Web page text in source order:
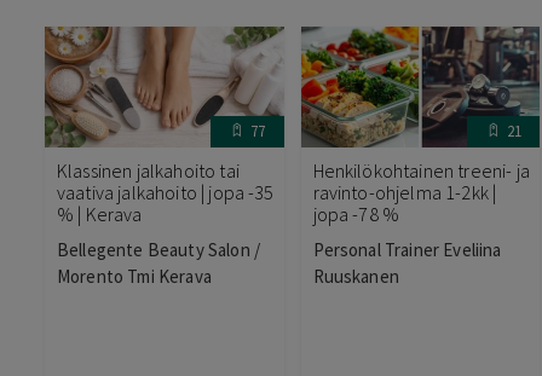
77
Klassinen jalkahoito tai
vaativa jalkahoito | jopa -35
% | Kerava
Bellegente Beauty Salon /
Morento Tmi Kerava
21
Henkilökohtainen treeni- ja
ravinto-ohjelma 1-2kk |
jopa -78 %
Personal Trainer Eveliina
Ruuskanen